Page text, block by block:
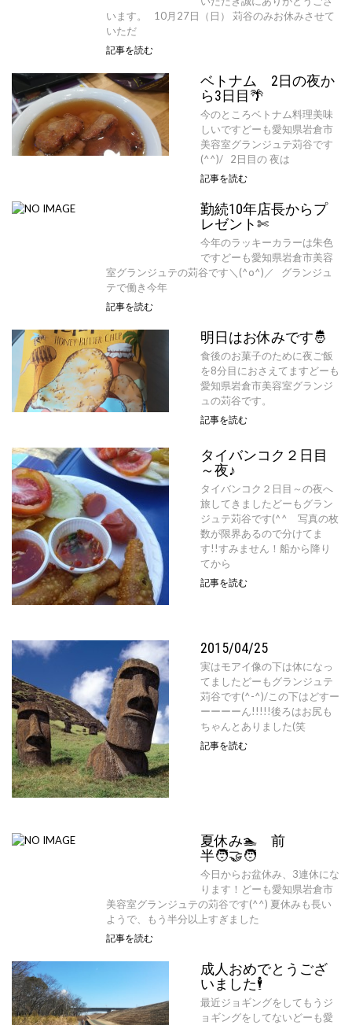
います。 10月27日（日） 苅谷のみお休みさせて
いただ
記事を読む
ベトナム 2日の夜か
ら3日目🌴
今のところベトナム料理美味
しいですどーも愛知県岩倉市
美容室グランジュテ苅谷です
(^^)/ 2日目の 夜は
記事を読む
勤続10年店長からプ
レゼント✄
今年のラッキーカラーは朱色
ですどーも愛知県岩倉市美容
室グランジュテの苅谷です＼(^o^)／ グランジュ
テで働き今年
記事を読む
明日はお休みです🤴
食後のお菓子のために夜ご飯
を8分目におさえてますどーも
愛知県岩倉市美容室グランジ
ュの苅谷です。
記事を読む
タイバンコク２日目
～夜♪
タイバンコク２日目～の夜へ
旅してきましたどーもグラン
ジュテ苅谷です(^^ゞ写真の枚
数が限界あるので分けてま
す!!すみません！船から降り
てから
記事を読む
2015/04/25
実はモアイ像の下は体になっ
てましたどーもグランジュテ
苅谷です(^-^)/この下はどすー
ーーーーん!!!!!後ろはお尻も
ちゃんとありました(笑
記事を読む
夏休み🏊 前
半‍‍🧑‍🤝‍🧑
今日からお盆休み、3連休にな
ります！どーも愛知県岩倉市
美容室グランジュテの苅谷です(^^) 夏休みも長い
ようで、もう半分以上すぎました
記事を読む
成人おめでとうござ
いました🕴️
最近ジョギングをしてもうジ
ョギングをしてないどーも愛